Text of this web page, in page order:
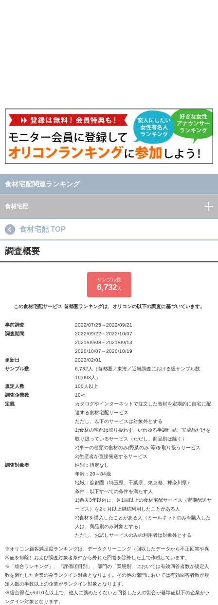
食材宅配関連ランキング
食材宅配
食材宅配 TOP
調査概要
サンプル数
6,732人
この食材宅配サービス 首都圏ランキングは、オリコンの以下の調査に基づいています。
事前調査
2022/07/25～2022/09/21
調査期間
2022/09/22～2022/10/07
2021/09/08～2021/09/13
2020/10/07～2020/10/19
更新日
2023/02/01
サンプル数
6,732人（首都圏／東海／近畿調査における総サンプル数
16,003人）
規定人数
100人以上
調査企業数
10社
定義
カタログやインターネットで注文した食材を定期的に自宅に配
達する食材宅配サービス
ただし、以下のサービスは対象外とする
1)食材の宅配は取り扱わず、いわゆる半調理品、完成品だけを
取り扱っているサービス（ただし、商品別は除く）
2)単一の種類の食材のみ(野菜のみ 等)を取り扱うサービス
3)生産者が直接発送するサービス
調査対象者
性別：指定なし
年齢：20～84歳
地域：首都圏（埼玉県、千葉県、東京都、神奈川県）
条件：以下すべての条件を満たす人
1)過去3年以内に、月1回以上の食材宅配サービス（定期配送サ
ービス）を2ヶ月以上継続利用したことがある人
2)食材を購入したことがある人（ミールキットのみを購入した
人は、商品別のみ対象とする）
ただし、お試しサービスのみの利用者は対象外とする
※オリコン顧客満足度ランキングは、データクリーニング（回収したデータから不正回答や異
常値を排除）および調査対象者条件から外れた回答を除外した上で作成しています。
※「総合ランキング」、「評価項目別」、部門の「業態別」においては有効回答者数が規定人
数を満たした企業のみランクイン対象となります。その他の部門においては有効回答者数が規
定人数の半数以上の企業がランクイン対象となります。
※総合得点が60.0点以上で、他人に薦めたくないと回答した人の割合が基準値以下の企業がラ
ンクイン対象となります。